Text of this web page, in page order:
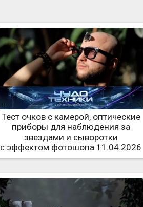
Тест очков с камерой, оптические
приборы для наблюдения за
звездами и сыворотки
с эффектом фотошопа 11.04.2026